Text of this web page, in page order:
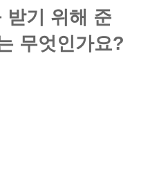
받기 위해 준
무엇인가요?